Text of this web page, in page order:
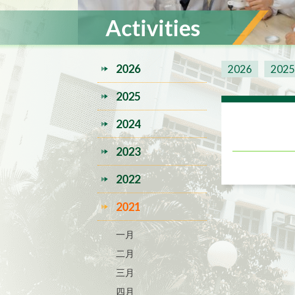
Activities
2026 2025
2026
2025
2024
2023
2022
2021
一月
二月
三月
四月